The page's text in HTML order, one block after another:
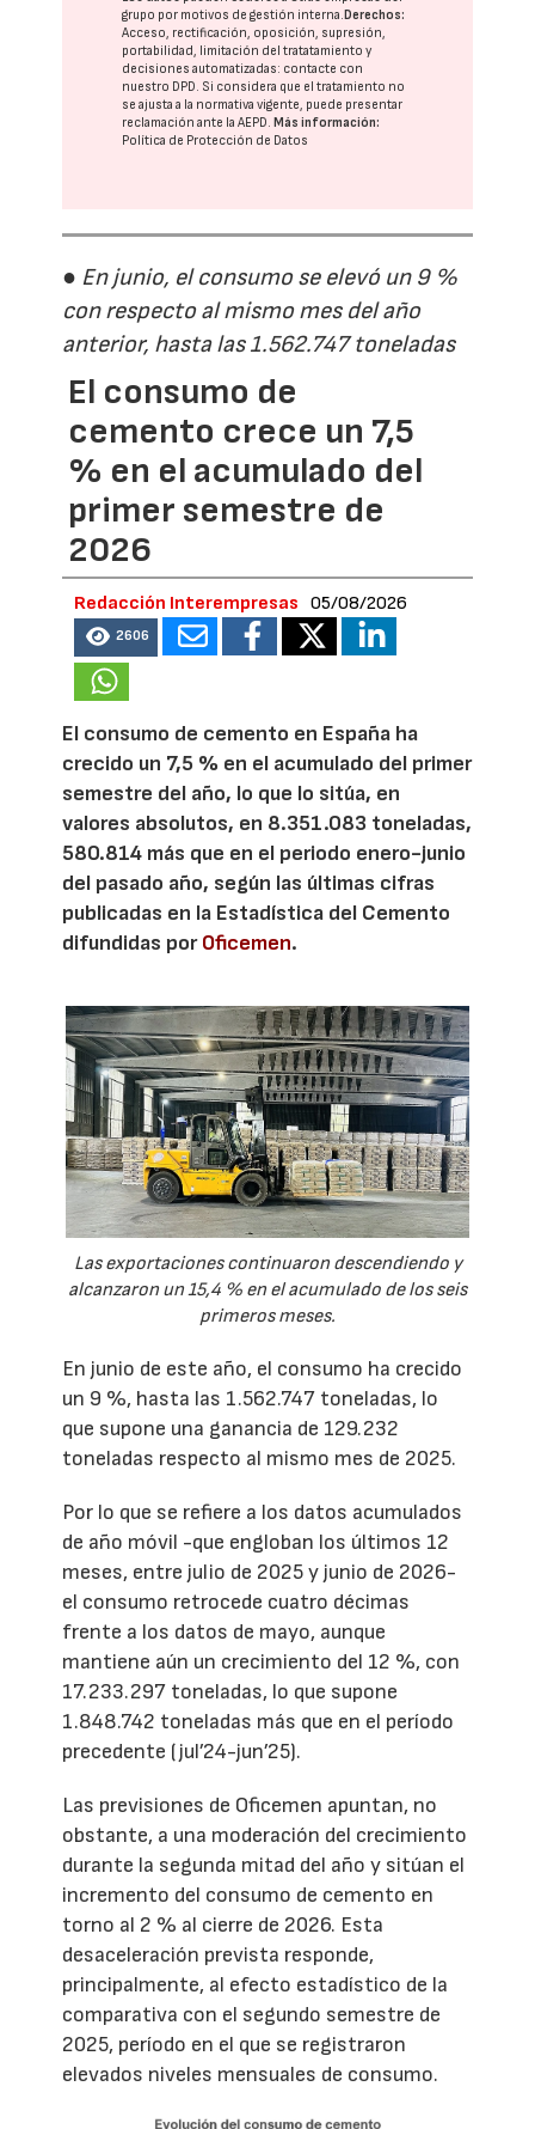
grupo por motivos de gestión interna. Derechos:
Acceso, rectificación, oposición, supresión,
portabilidad, limitación del tratatamiento y
decisiones automatizadas: contacte con
nuestro DPD. Si considera que el tratamiento no
se ajusta a la normativa vigente, puede presentar
reclamación ante laAEPD. Más información:
Política de Protección de Datos
● En junio, el consumo se elevó un 9 %
con respecto al mismo mes del año
anterior, hasta las 1.562.747 toneladas
El consumo de
cemento crece un 7,5
% en el acumulado del
primer semestre de
2026
Redacción Interempresas 05/08/2026
2606
El consumo de cemento en España ha
crecido un 7,5 % en el acumulado del primer
semestre del año, lo que lo sitúa, en
valores absolutos, en 8.351.083 toneladas,
580.814 más que en el periodo enero-junio
del pasado año, según las últimas cifras
publicadas en la Estadística del Cemento
difundidas porOficemen.
Las exportaciones continuaron descendiendo y
alcanzaron un 15,4 % en el acumulado de los seis
primeros meses.
En junio de este año, el consumo ha crecido
un 9 %, hasta las 1.562.747 toneladas, lo
que supone una ganancia de 129.232
toneladas respecto al mismo mes de 2025.
Por lo que se refiere a los datos acumulados
de año móvil -que engloban los últimos 12
meses, entre julio de 2025 y junio de 2026-
el consumo retrocede cuatro décimas
frente a los datos de mayo, aunque
mantiene aún un crecimiento del 12 %, con
17.233.297 toneladas, lo que supone
1.848.742 toneladas más que en el período
precedente (jul’24-jun’25).
Las previsiones de Oficemen apuntan, no
obstante, a una moderación del crecimiento
durante la segunda mitad del año y sitúan el
incremento del consumo de cemento en
torno al 2 % al cierre de 2026. Esta
desaceleración prevista responde,
principalmente, al efecto estadístico de la
comparativa con el segundo semestre de
2025, período en el que se registraron
elevados niveles mensuales de consumo.